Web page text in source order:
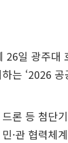
26일 광주대
는 ‘2026
론 등 첨단
·관 협력체